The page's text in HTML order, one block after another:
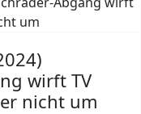
wirft TV
nicht um